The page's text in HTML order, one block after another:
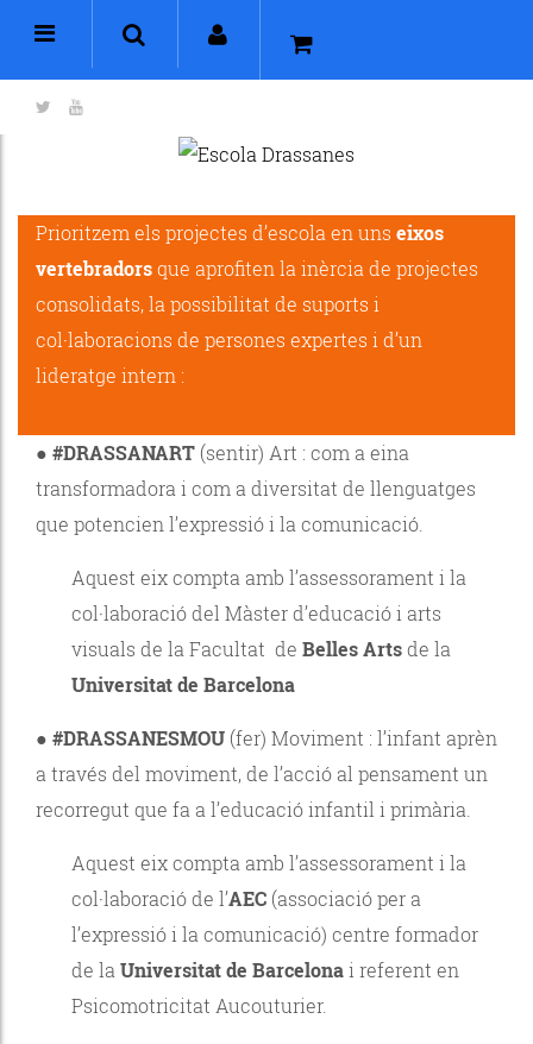
Prioritzem els projectes d’escola en uns eixos
vertebradorsque aprofiten la inèrcia de projectes
consolidats, la possibilitat de suports i
col·laboracions de persones expertes i d’un
lideratge intern :
● #DRASSANART (sentir) Art : com a eina
transformadora i com a diversitat de llenguatges
que potencien l’expressió i la comunicació.
Aquest eix compta amb l’assessorament i la
col·laboració del Màster d’educació i arts
visuals de la Facultat de Belles Artsde la
Universitat de Barcelona
● #DRASSANESMOU (fer) Moviment : l’infant aprèn
a través del moviment, de l’acció al pensament un
recorregut que fa a l’educació infantil i primària.
Aquest eix compta amb l’assessorament i la
col·laboració de l’AEC (associació per a
l’expressió i la comunicació) centre formador
de la Universitat de Barcelonai referent en
Psicomotricitat Aucouturier.